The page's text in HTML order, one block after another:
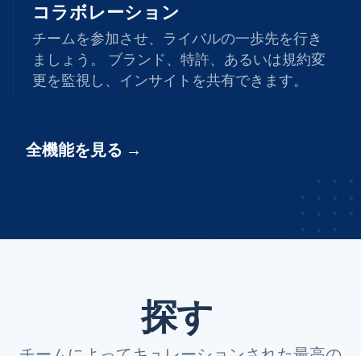
コラボレーション
チームを参加させ、ライバルの一歩先を行き
ましょう。 ブランド、特許、あるいは規約変
更を監視し、インサイトを共有できます。
全機能を見る
探す